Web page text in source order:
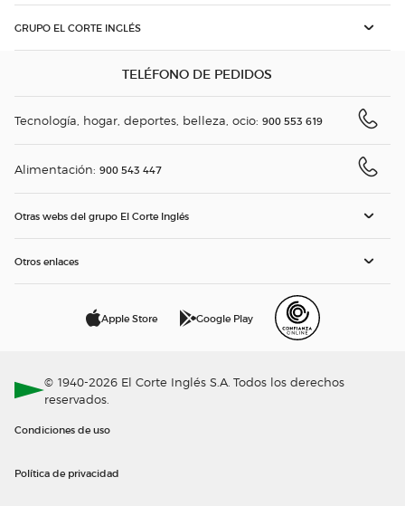
GRUPO EL CORTE INGLÉS
TELÉFONO DE PEDIDOS
Tecnología, hogar, deportes, belleza, ocio: 900 553 619
Alimentación: 900 543 447
Otras webs del grupo El Corte Inglés
Otros enlaces
Apple Store Google Play
© 1940-2026 El Corte Inglés S.A. Todos los derechos
reservados.
Condiciones de uso
Política de privacidad